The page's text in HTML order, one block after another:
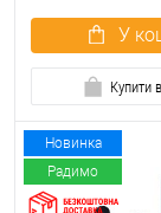
У
Купити
Новинка
Радимо